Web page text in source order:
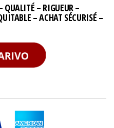
QUALITÉ – RIGUEUR –
– ACHAT SÉCURISÉ –